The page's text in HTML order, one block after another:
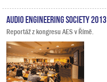
Audio Engineering Society 2013
Reportáž z kongresu AES v Římě.